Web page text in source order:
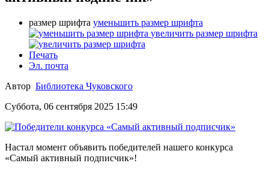
размер шрифта уменьшить размер шрифта
увеличить размер шрифта
Печать
Эл. почта
Автор Библиотека Чуковского
Суббота, 06 сентября 2025 15:49
Настал момент объявить победителей нашего конкурса
«Самый активный подписчик»!